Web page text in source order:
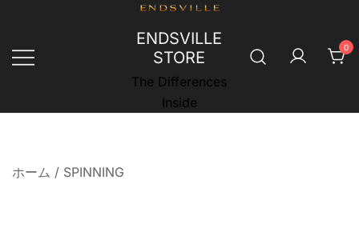
に
ENDSVILLE
STORE
The Differences
Inside
0
ホーム / SPINNING